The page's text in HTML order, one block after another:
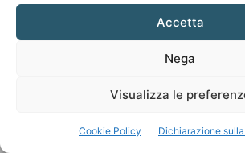
Accetta
Nega
Visualizza le
Cookie Policy Dichiarazione